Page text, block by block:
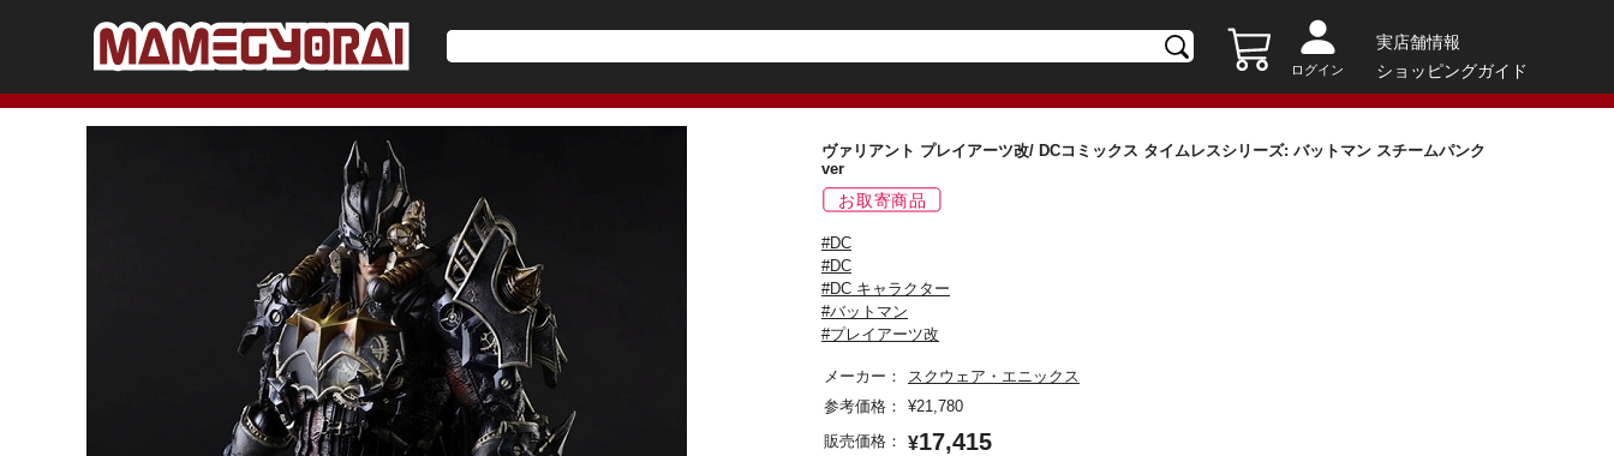
ログイン
実店舗情報
ショッピングガイド
ヴァリアント プレイアーツ改/ DCコミックス タイムレスシリーズ: バットマン スチームパンク
ver
#DC
#DC
#DC キャラクター
#バットマン
#プレイアーツ改
メーカー：
スクウェア・エニックス
参考価格：
¥21,780
販売価格：
¥17,415